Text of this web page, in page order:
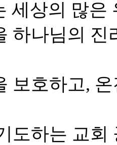
세상의 많
하나님의
보호하고,
도하는 교회